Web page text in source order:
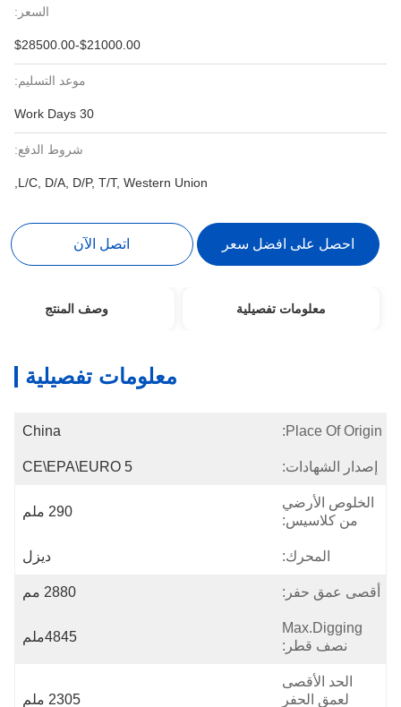
السعر:
$21000.00-$28500.00
موعد التسليم:
30 Work Days
شروط الدفع:
L/C, D/A, D/P, T/T, Western Union,
احصل على افضل سعر اتصل الآن
معلومات تفصيلية وصف المنتج
معلومات تفصيلية
Place Of Origin:
China
إصدار الشهادات: CE\EPA\EURO 5
الخلوص الأرضي
من كلاسيس:
290 ملم
المحرك: ديزل
أقصى عمق حفر: 2880 مم
Max.digging
نصف قطر:
4845ملم
الحد الأقصى
لعمق الحفر
2305 ملم